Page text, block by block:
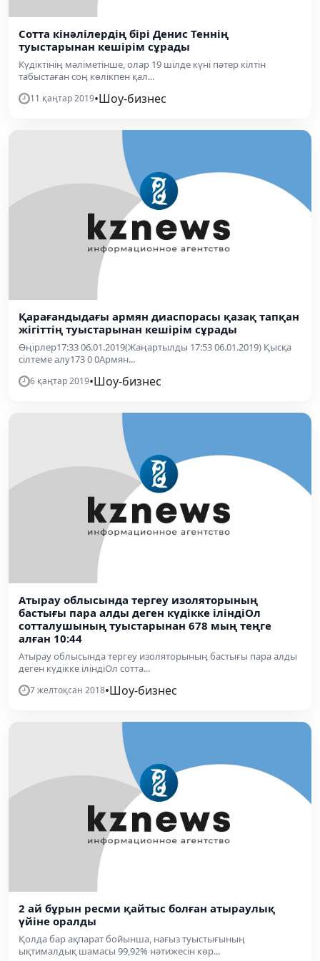
Сотта кінәлілердің бірі Денис Теннің
туыстарынан кешірім сұрады
Күдіктінің мәліметінше, олар 19 шілде күні пәтер кілтін
табыстаған соң көлікпен қал...
11 қаңтар 2019•Шоу-бизнес
Қарағандыдағы армян диаспорасы қазақ тапқан
жігіттің туыстарынан кешірім сұрады
Өңірлер17:33 06.01.2019(Жаңартылды 17:53 06.01.2019) Қысқа
сілтеме алу173 0 0Армян...
6 қаңтар 2019•Шоу-бизнес
Атырау облысында тергеу изоляторының
бастығы пара алды деген күдікке іліндіОл
сотталушының туыстарынан 678 мың теңге
алған 10:44
Атырау облысында тергеу изоляторының бастығы пара алды
деген күдікке іліндіОл сотта...
7 желтоқсан 2018•Шоу-бизнес
2 ай бұрын ресми қайтыс болған атыраулық
үйіне оралды
Қолда бар ақпарат бойынша, нағыз туыстығының
ықтималдық шамасы 99,92% нәтижесін көр...